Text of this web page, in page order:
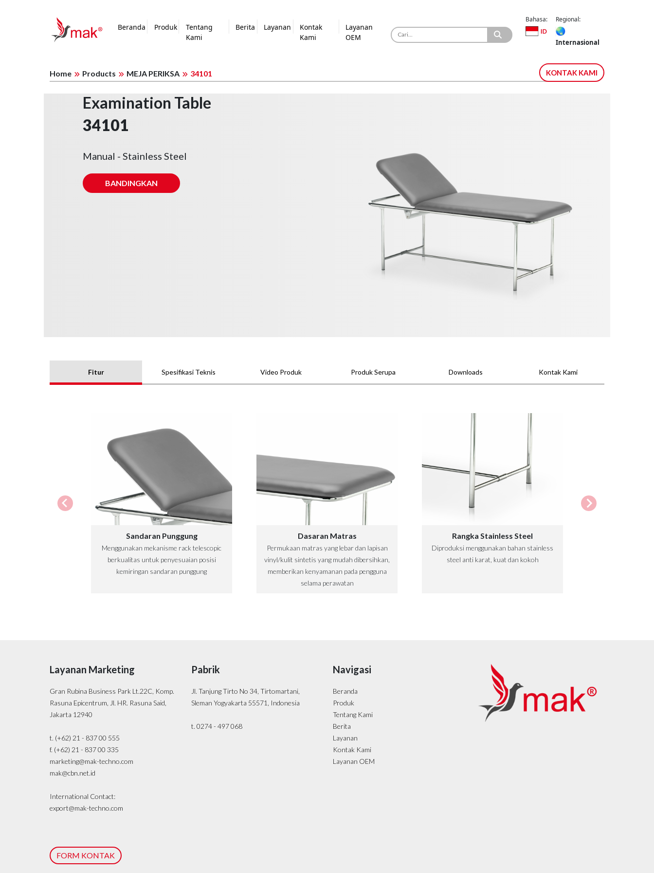
Beranda Produk
Tentang
Kami
Berita Layanan
Kontak
Kami
Layanan
OEM
Bahasa: Regional:
Internasional
Home Products MEJA PERIKSA 34101 KONTAK KAMI
Examination Table
34101
Manual - Stainless Steel
BANDINGKAN
Fitur Spesifikasi Teknis Video Produk Produk Serupa Downloads Kontak Kami
Sandaran Punggung
Menggunakan mekanisme rack telescopic
berkualitas untuk penyesuaian posisi
kemiringan sandaran punggung
Dasaran Matras
Permukaan matras yang lebar dan lapisan
vinyl/kulit sintetis yang mudah dibersihkan,
memberikan kenyamanan pada pengguna
selama perawatan
Rangka Stainless Steel
Diproduksi menggunakan bahan stainless
steel anti karat, kuat dan kokoh
Layanan Marketing
Gran Rubina Business Park Lt.22C, Komp.
Rasuna Epicentrum, Jl. HR. Rasuna Said,
Jakarta 12940
t. (+62) 21 - 837 00 555
f. (+62) 21 - 837 00 335
marketing@mak-techno.com
mak@cbn.net.id
International Contact:
export@mak-techno.com
Pabrik
Jl. Tanjung Tirto No 34, Tirtomartani,
Sleman Yogyakarta 55571, Indonesia
t. 0274 - 497 068
Navigasi
Beranda
Produk
Tentang Kami
Berita
Layanan
Kontak Kami
Layanan OEM
FORM KONTAK